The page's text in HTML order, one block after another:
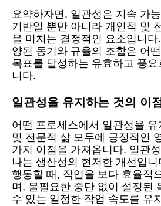
요약하자면, 일관성은 지속 가
기반일 뿐만 아니라 개인적 및
을 미치는 결정적인 요소입니다
양된 동기와 규율의 조합은 어
목표를 달성하는 유효하고 풍
니다.
일관성을 유지하는 것의 이점
어떤 프로세스에서 일관성을
및 전문적 삶 모두에 긍정적인
가지 이점을 가져옵니다. 일관
나는 생산성의 현저한 개선입
행동할 때, 작업을 보다 효율적
며, 불필요한 중단 없이 설정된
수 있는 일정한 작업 속도를 유